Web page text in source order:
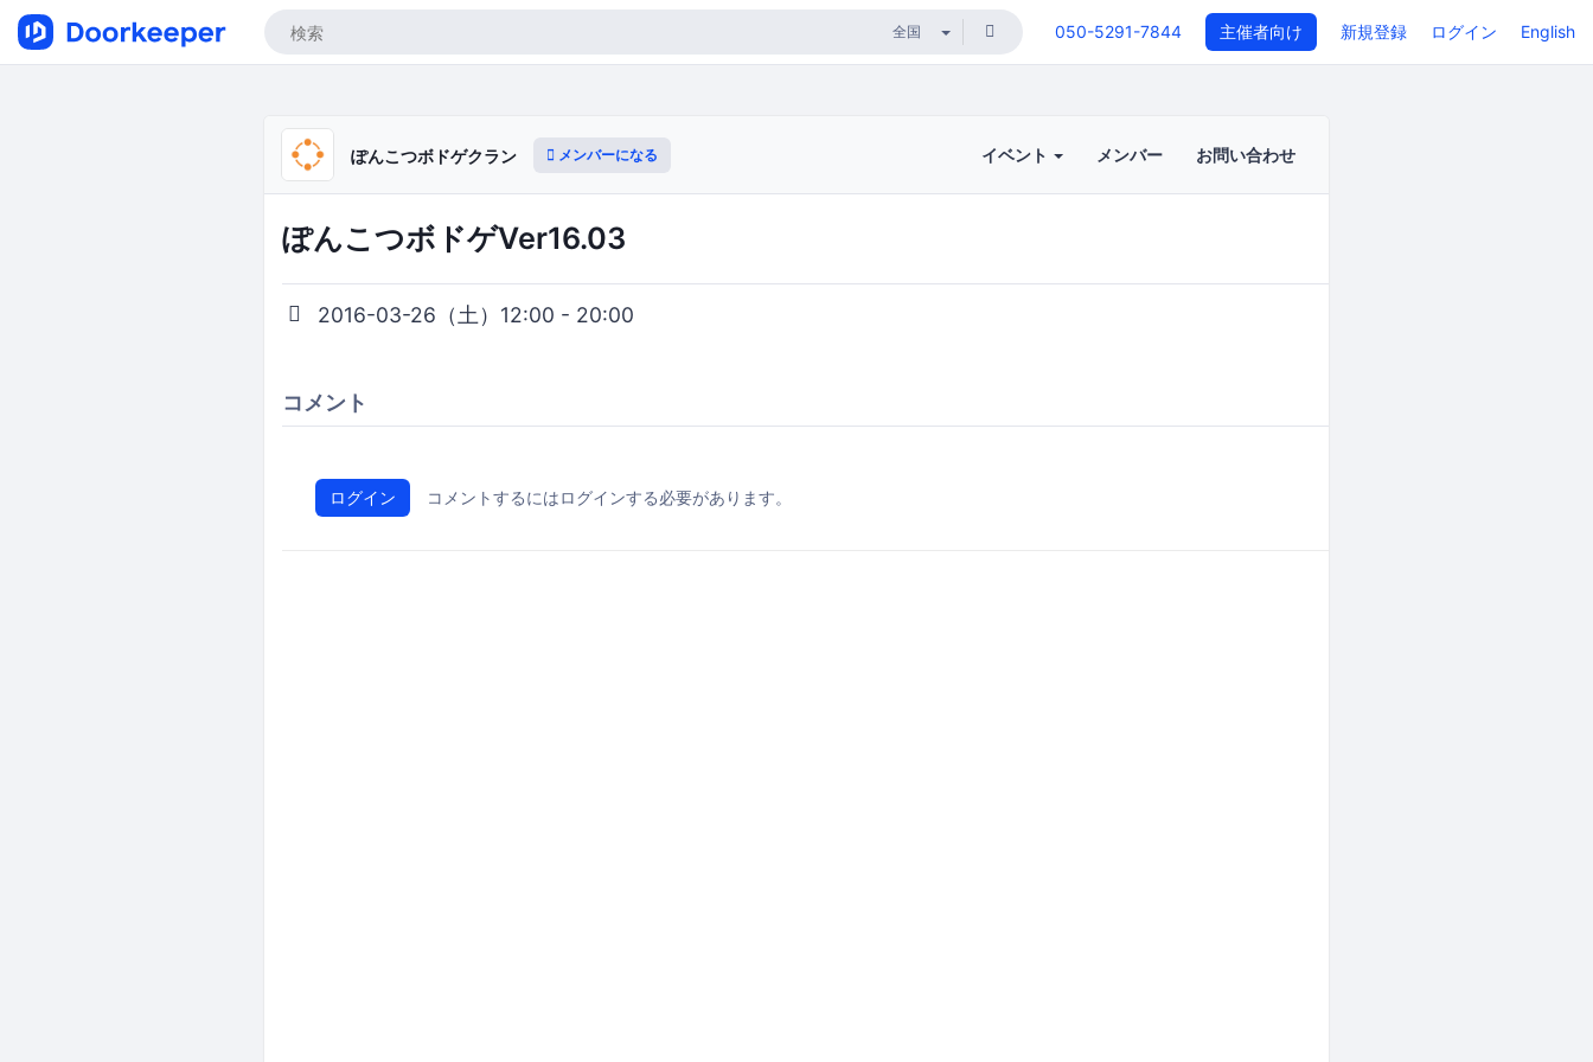
050-5291-7844 主催者向け 新規登録 ログイン English
ぽんこつボドゲクラン メンバーになる イベント メンバー お問い合わせ
ぽんこつボドゲVer16.03
2016-03-26（土）12:00 - 20:00
コメント
ログイン コメントするにはログインする必要があります。